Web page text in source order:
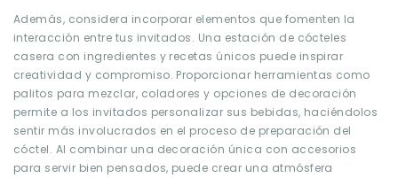
Además, considera incorporar elementos que fomenten la
interacción entre tus invitados. Una estación de cócteles
casera con ingredientes y recetas únicos puede inspirar
creatividad y compromiso. Proporcionar herramientas como
palitos para mezclar, coladores y opciones de decoración
permite a los invitados personalizar sus bebidas, haciéndolos
sentir más involucrados en el proceso de preparación del
cóctel. Al combinar una decoración única con accesorios
para servir bien pensados, puede crear una atmósfera